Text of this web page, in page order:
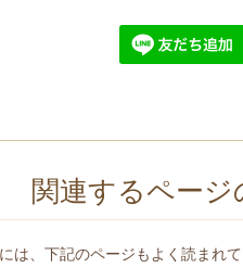
関連するページ
は、下記のページもよく読まれ